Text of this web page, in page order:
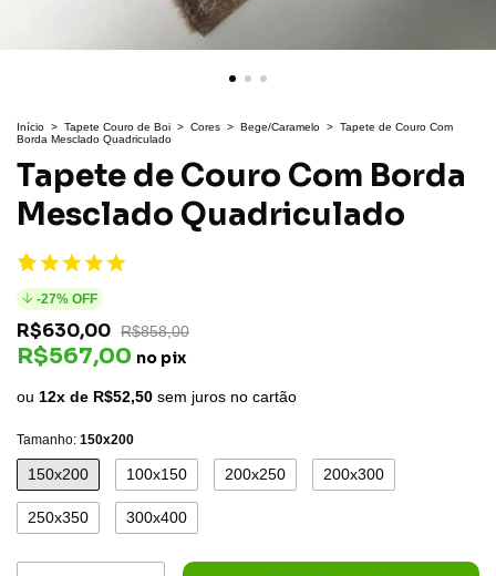
Início > Tapete Couro de Boi > Cores > Bege/Caramelo > Tapete de Couro Com
Borda Mesclado Quadriculado
Tapete de Couro Com Borda
Mesclado Quadriculado
-27% OFF
R$630,00 R$858,00
R$567,00 no pix
ou 12x de R$52,50 sem juros no cartão
Tamanho: 150x200
150x200 100x150 200x250 200x300
250x350 300x400